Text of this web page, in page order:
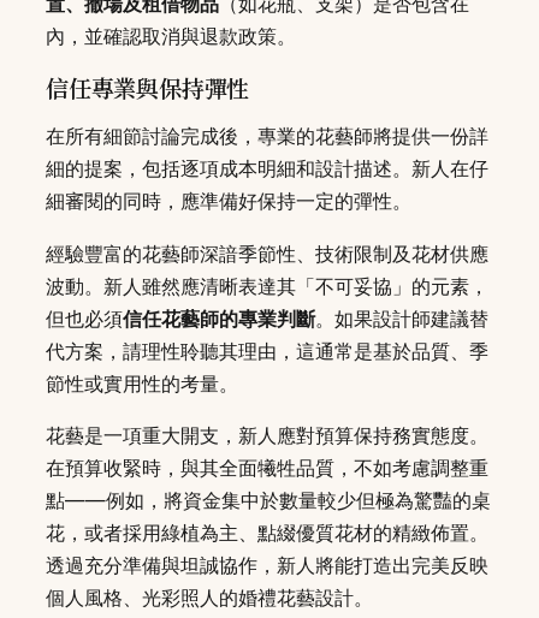
內，並確認取消與退款政策。
信任專業與保持彈性
在所有細節討論完成後，專業的花藝師將提供一份詳
細的提案，包括逐項成本明細和設計描述。新人在仔
細審閱的同時，應準備好保持一定的彈性。
經驗豐富的花藝師深諳季節性、技術限制及花材供應
波動。新人雖然應清晰表達其「不可妥協」的元素，
但也必須信任花藝師的專業判斷。如果設計師建議替
代方案，請理性聆聽其理由，這通常是基於品質、季
節性或實用性的考量。
花藝是一項重大開支，新人應對預算保持務實態度。
在預算收緊時，與其全面犧牲品質，不如考慮調整重
點——例如，將資金集中於數量較少但極為驚豔的桌
花，或者採用綠植為主、點綴優質花材的精緻佈置。
透過充分準備與坦誠協作，新人將能打造出完美反映
個人風格、光彩照人的婚禮花藝設計。